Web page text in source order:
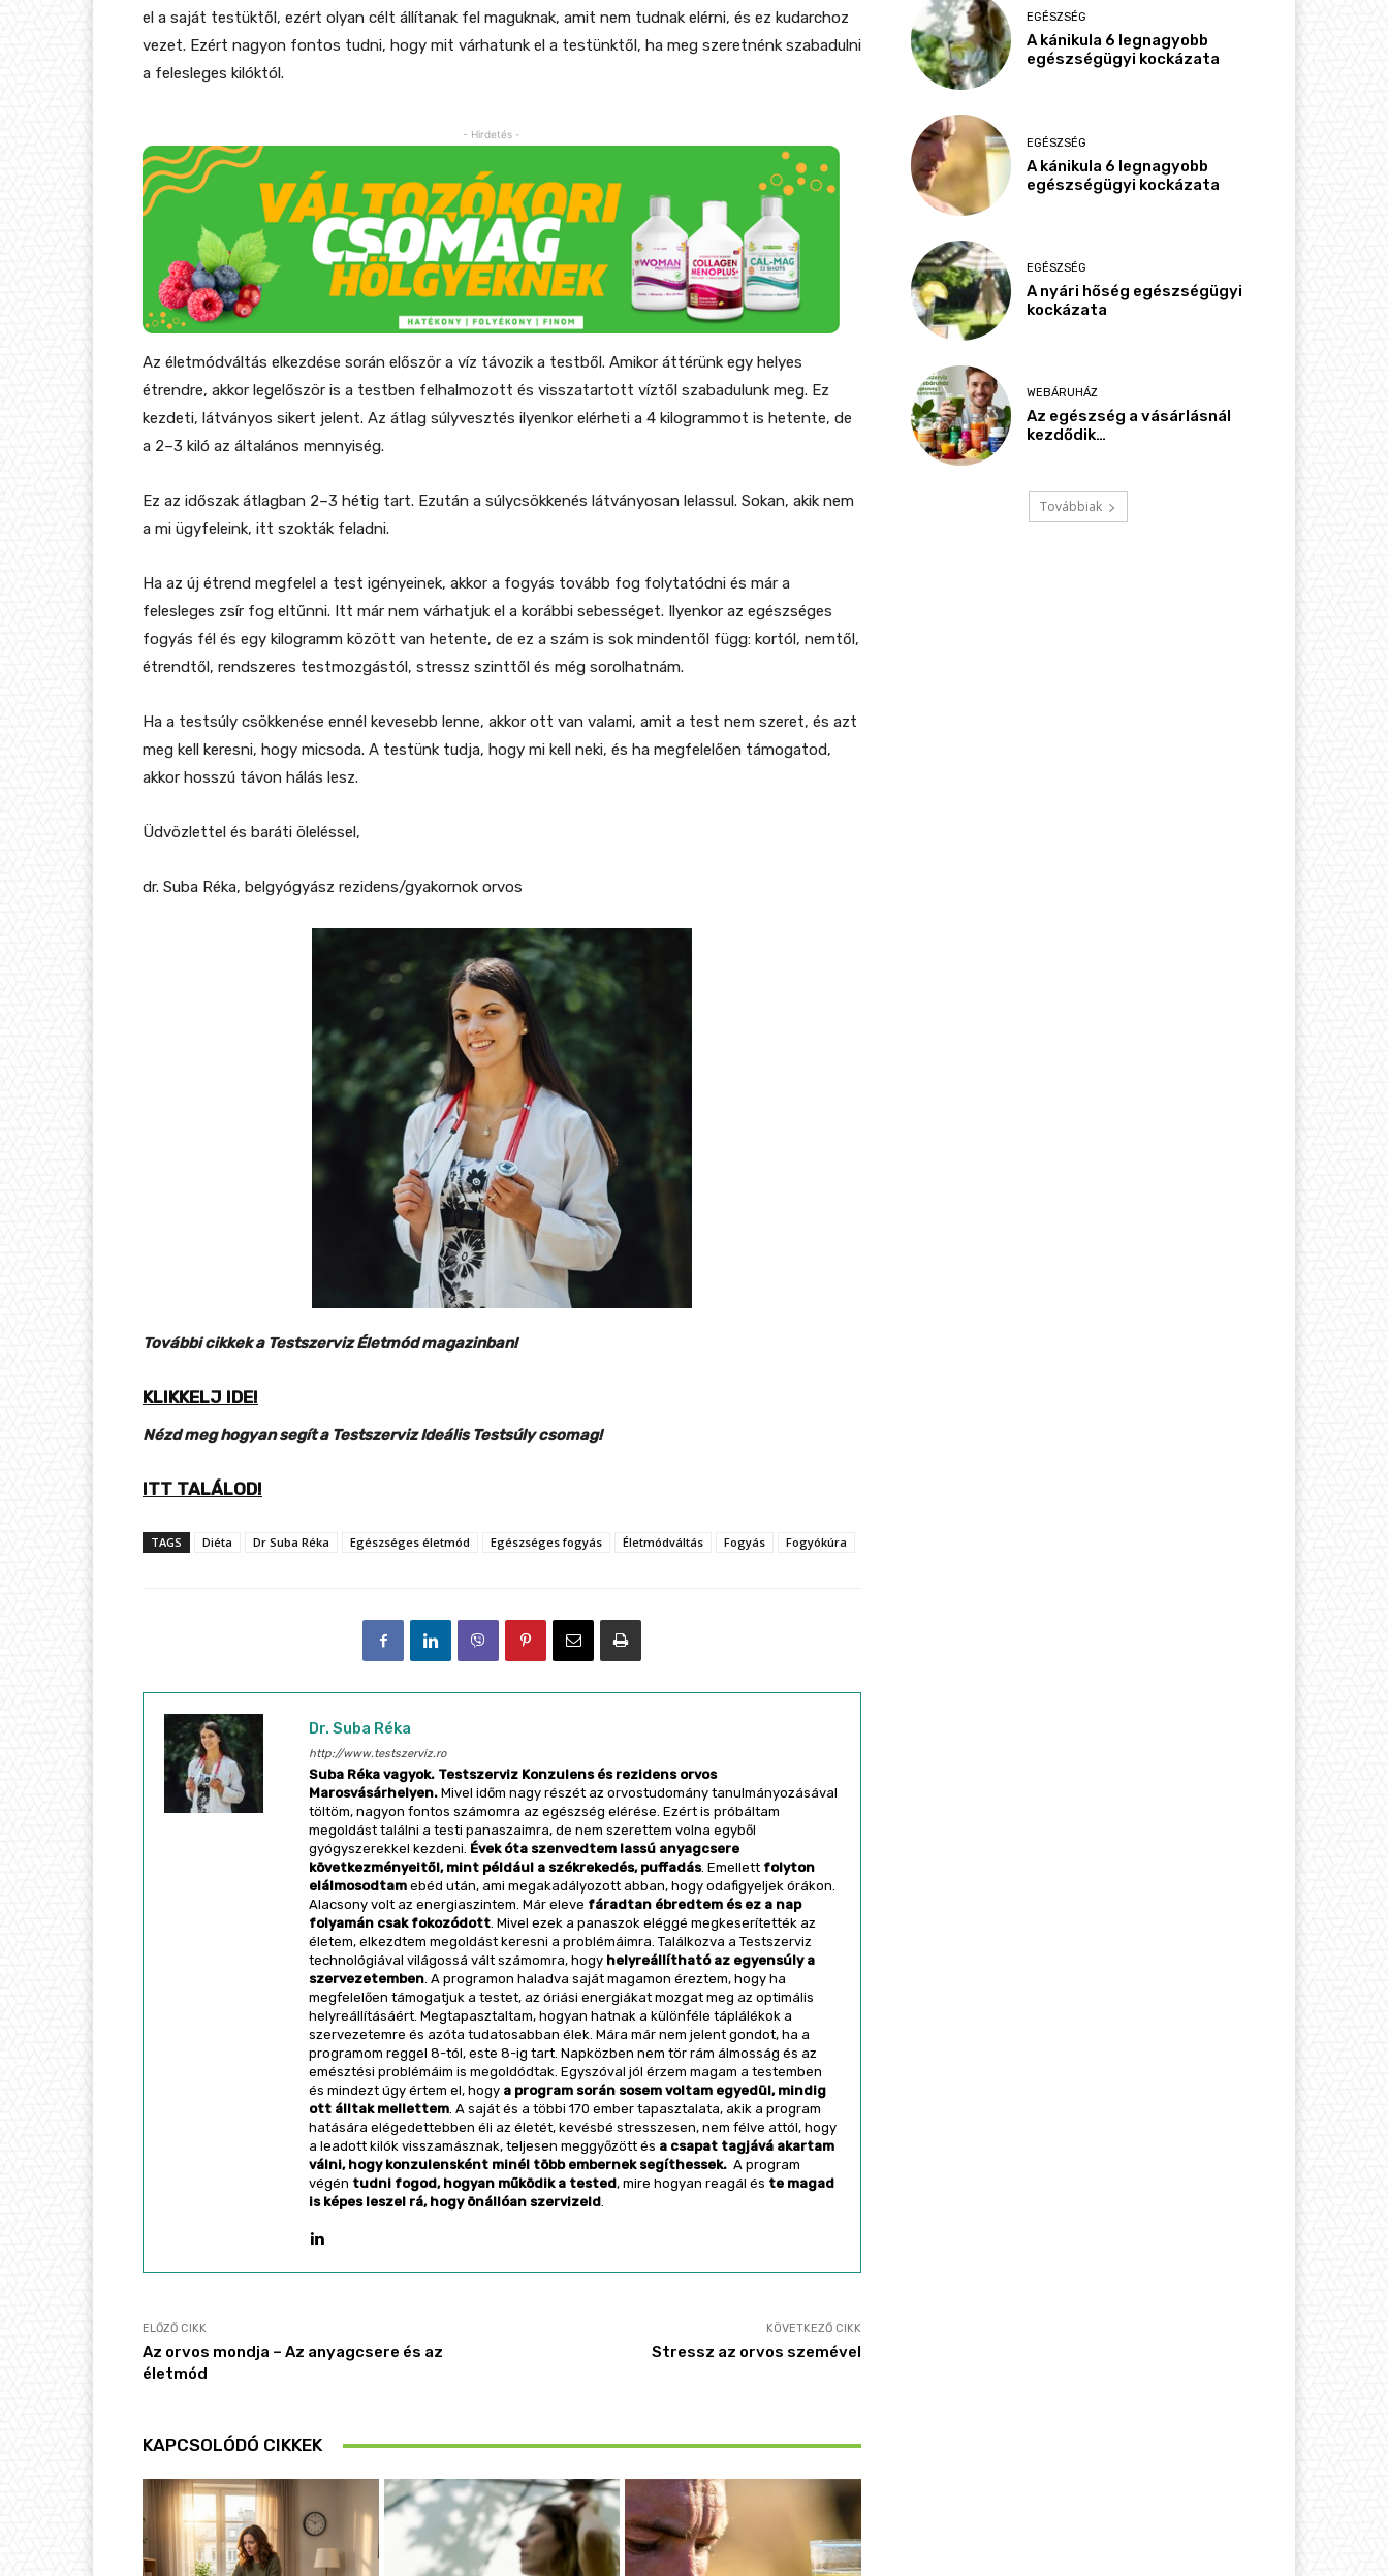
el a saját testüktől, ezért olyan célt állítanak fel maguknak, amit nem tudnak elérni, és ez kudarchoz
vezet. Ezért nagyon fontos tudni, hogy mit várhatunk el a testünktől, ha meg szeretnénk szabadulni
a felesleges kilóktól.
- Hirdetés -
Az életmódváltás elkezdése során először a víz távozik a testből. Amikor áttérünk egy helyes
étrendre, akkor legelőször is a testben felhalmozott és visszatartott víztől szabadulunk meg. Ez
kezdeti, látványos sikert jelent. Az átlag súlyvesztés ilyenkor elérheti a 4 kilogrammot is hetente, de
a 2–3 kiló az általános mennyiség.
Ez az időszak átlagban 2–3 hétig tart. Ezután a súlycsökkenés látványosan lelassul. Sokan, akik nem
a mi ügyfeleink, itt szokták feladni.
Ha az új étrend megfelel a test igényeinek, akkor a fogyás tovább fog folytatódni és már a
felesleges zsír fog eltűnni. Itt már nem várhatjuk el a korábbi sebességet. Ilyenkor az egészséges
fogyás fél és egy kilogramm között van hetente, de ez a szám is sok mindentől függ: kortól, nemtől,
étrendtől, rendszeres testmozgástól, stressz szinttől és még sorolhatnám.
Ha a testsúly csökkenése ennél kevesebb lenne, akkor ott van valami, amit a test nem szeret, és azt
meg kell keresni, hogy micsoda. A testünk tudja, hogy mi kell neki, és ha megfelelően támogatod,
akkor hosszú távon hálás lesz.
Üdvözlettel és baráti öleléssel,
dr. Suba Réka, belgyógyász rezidens/gyakornok orvos
További cikkek a Testszerviz Életmód magazinban!
KLIKKELJ IDE!
Nézd meg hogyan segít a Testszerviz Ideális Testsúly csomag!
ITT TALÁLOD!
TAGS Diéta Dr Suba Réka Egészséges életmód Egészséges fogyás Életmódváltás Fogyás Fogyókúra
Dr. Suba Réka
http://www.testszerviz.ro
Suba Réka vagyok. Testszerviz Konzulens és rezidens orvos
Marosvásárhelyen. Mivel időm nagy részét az orvostudomány tanulmányozásával
töltöm, nagyon fontos számomra az egészség elérése. Ezért is próbáltam
megoldást találni a testi panaszaimra, de nem szerettem volna egyből
gyógyszerekkel kezdeni. Évek óta szenvedtem lassú anyagcsere
következményeitől, mint például a székrekedés, puffadás. Emellett folyton
elálmosodtam ebéd után, ami megakadályozott abban, hogy odafigyeljek órákon.
Alacsony volt az energiaszintem. Már eleve fáradtan ébredtem és ez a nap
folyamán csak fokozódott. Mivel ezek a panaszok eléggé megkeserítették az
életem, elkezdtem megoldást keresni a problémáimra. Találkozva a Testszerviz
technológiával világossá vált számomra, hogy helyreállítható az egyensúly a
szervezetemben. A programon haladva saját magamon éreztem, hogy ha
megfelelően támogatjuk a testet, az óriási energiákat mozgat meg az optimális
helyreállításáért. Megtapasztaltam, hogyan hatnak a különféle táplálékok a
szervezetemre és azóta tudatosabban élek. Mára már nem jelent gondot, ha a
programom reggel 8-tól, este 8-ig tart. Napközben nem tör rám álmosság és az
emésztési problémáim is megoldódtak. Egyszóval jól érzem magam a testemben
és mindezt úgy értem el, hogy a program során sosem voltam egyedül, mindig
ott álltak mellettem. A saját és a többi 170 ember tapasztalata, akik a program
hatására elégedettebben éli az életét, kevésbé stresszesen, nem félve attól, hogy
a leadott kilók visszamásznak, teljesen meggyőzött és a csapat tagjává akartam
válni, hogy konzulensként minél több embernek segíthessek. A program
végén tudni fogod, hogyan működik a tested, mire hogyan reagál és te magad
is képes leszel rá, hogy önállóan szervizeld.
ELŐZŐ CIKK
Az orvos mondja – Az anyagcsere és az
életmód
KÖVETKEZŐ CIKK
Stressz az orvos szemével
KAPCSOLÓDÓ CIKKEK
EGÉSZSÉG
A kánikula 6 legnagyobb
egészségügyi kockázata
EGÉSZSÉG
A kánikula 6 legnagyobb
egészségügyi kockázata
EGÉSZSÉG
A nyári hőség egészségügyi
kockázata
WEBÁRUHÁZ
Az egészség a vásárlásnál
kezdődik…
Továbbiak